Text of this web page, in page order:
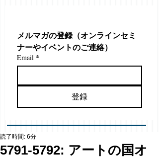
メルマガの登録（オンラインセミ
ナーやイベントのご連絡）
Email *
登録
5791-5792: アートの国オ
読了時間: 6分